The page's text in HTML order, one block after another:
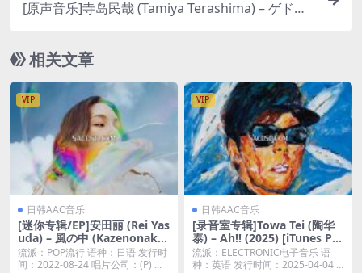
[原声音乐]寺岛民哉 (Tamiya Terashima) – ゲド戦
Plus M4A]
相关文章
VIP
日韩AAC音乐
[迷你专辑/EP]安田丽 (Rei Yas
uda) – 風の中 (Kazenonaka)
– EP [iTunes Plus M4A]
流派：POP流行 语种：日语 发行时
间：2022-08-24 唱片公司：(P) ...
VIP
日韩AAC音乐
[录音室专辑]Towa Tei (陶华
泰) – Ah!! (2025) [iTunes Plu
s M4A]
流派：ELECTRONIC电子音乐 语
种：英语 发行时间：2025-04-04 ...